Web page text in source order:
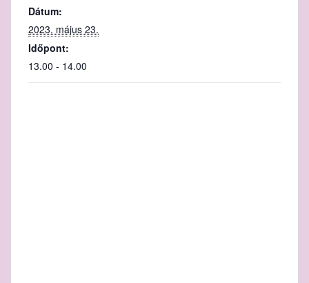
Dátum:
2023. május 23.
Időpont:
13.00 - 14.00